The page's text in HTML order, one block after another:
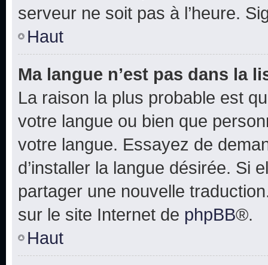
serveur ne soit pas à l’heure.
Haut
Ma langue n’est pas dans la
La raison la plus probable est
votre langue ou bien que
votre langue. Essayez de
d’installer la langue désirée. Si
partager une nouvelle
sur le site Internet de phpBB®.
Haut